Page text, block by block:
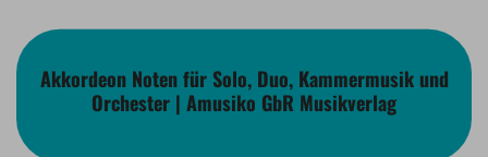
Akkordeon Noten für Solo, Duo, Kammermusik und
Orchester | Amusiko GbR Musikverlag